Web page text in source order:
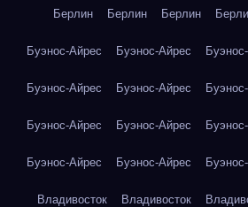
Берлин Берлин Берлин
Буэнос-Айрес Буэнос-Айрес
Буэнос-Айрес Буэнос-Айрес
Буэнос-Айрес Буэнос-Айрес
Буэнос-Айрес Буэнос-Айрес
Владивосток Владивосток